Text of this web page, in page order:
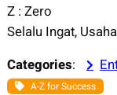
Z : Zero
Selalu Ingat,
Categories:
A-Z for Success